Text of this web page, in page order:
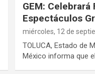
GEM:
Espectáculos
miércoles, 12 de
TOLUCA, Estado de
México informa que